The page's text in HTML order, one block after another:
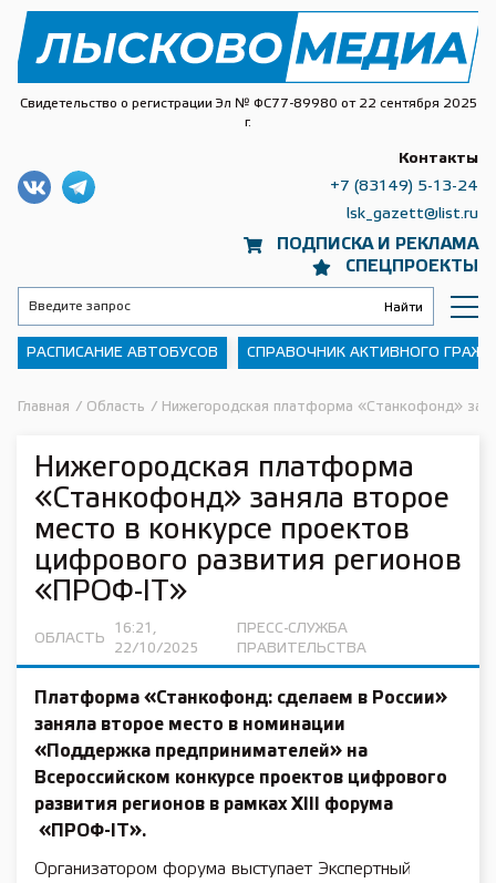
Свидетельство о регистрации Эл № ФС77-89980 от 22 сентября 2025
г.
ПОДПИСКА И РЕКЛАМА
СПЕЦПРОЕКТЫ
Контакты
+7 (83149) 5-13-24
lsk_gazett@list.ru
РАСПИСАНИЕ АВТОБУСОВ СПРАВОЧНИК АКТИВНОГО
Главная / Область / Нижегородская платформа «Станкофонд»
Нижегородская платформа
«Станкофонд» заняла второе
место в конкурсе проектов
цифрового развития регионов
«ПРОФ-IT»
ОБЛАСТЬ
16:21,
22/10/2025
ПРЕСС-СЛУЖБА
ПРАВИТЕЛЬСТВА
Платформа «Станкофонд: сделаем в России»
заняла второе место в номинации
«Поддержка предпринимателей» на
Всероссийском конкурсе проектов цифрового
развития регионов в рамках XIII форума
«ПРОФ-IT».
Организатором форума выступает Экспертный